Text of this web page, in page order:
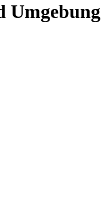
Umgebung